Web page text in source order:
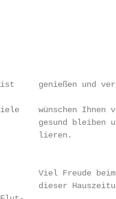
genießen und
wünschen Ihnen
gesund bleiben
lieren.
Viel Freude
dieser